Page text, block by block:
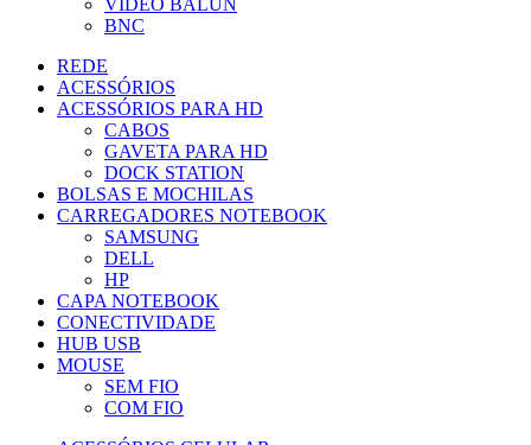
VÍDEO BALUN
BNC
REDE
ACESSÓRIOS
ACESSÓRIOS PARA HD
CABOS
GAVETA PARA HD
DOCK STATION
BOLSAS E MOCHILAS
CARREGADORES NOTEBOOK
SAMSUNG
DELL
HP
CAPA NOTEBOOK
CONECTIVIDADE
HUB USB
MOUSE
SEM FIO
COM FIO